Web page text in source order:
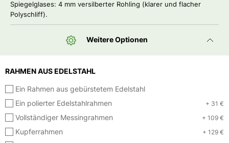
Spiegelglases: 4 mm versilberter Rohling (klarer und flacher
Polyschliff).
Weitere Optionen
RAHMEN AUS EDELSTAHL
Ein Rahmen aus gebürstetem Edelstahl
Ein polierter Edelstahlrahmen
+ 31 €
Vollständiger Messingrahmen + 109 €
Kupferrahmen + 129 €